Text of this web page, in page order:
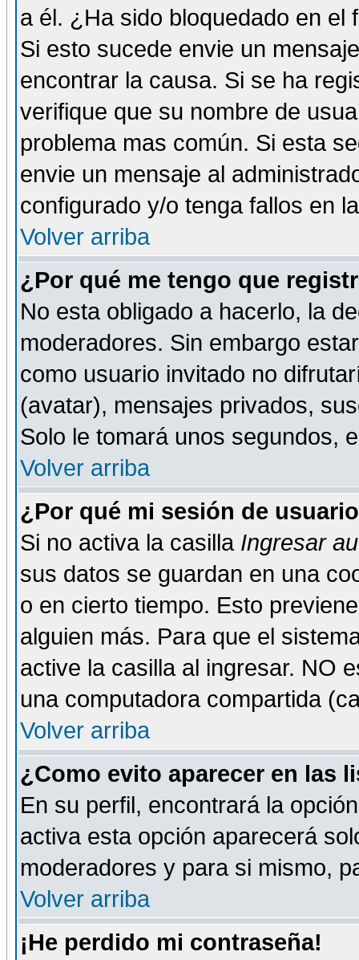
a él. ¿Ha sido bloquedado en
Si esto sucede envie un
encontrar la causa. Si se ha
verifique que su nombre de
problema mas común. Si esta
envie un mensaje al
configurado y/o tenga fallos en
Volver arriba
¿Por qué me tengo que
No esta obligado a hacerlo, la
moderadores. Sin embargo
como usuario invitado no
(avatar), mensajes privados,
Solo le tomará unos segundos,
Volver arriba
¿Por qué mi sesión de
Si no activa la casilla Ingresar
sus datos se guardan en una
o en cierto tiempo. Esto
alguien más. Para que el
active la casilla al ingresar. NO
una computadora compartida
Volver arriba
¿Como evito aparecer en las
En su perfil, encontrará la
activa esta opción aparecerá
moderadores y para si mismo,
Volver arriba
¡He perdido mi contraseña!